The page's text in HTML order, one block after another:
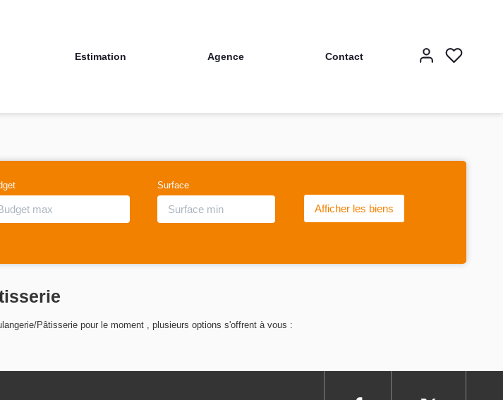
Estimation Agence Contact
Surface
Pâtisserie pour le moment , plusieurs options s'offrent à vous :